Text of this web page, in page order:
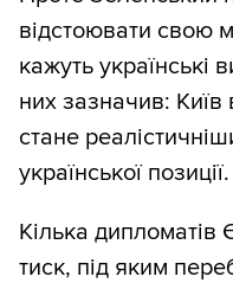
відстоювати свою
кажуть українські
них зазначив:
стане
української позиції.
Кілька
тиск, під яким